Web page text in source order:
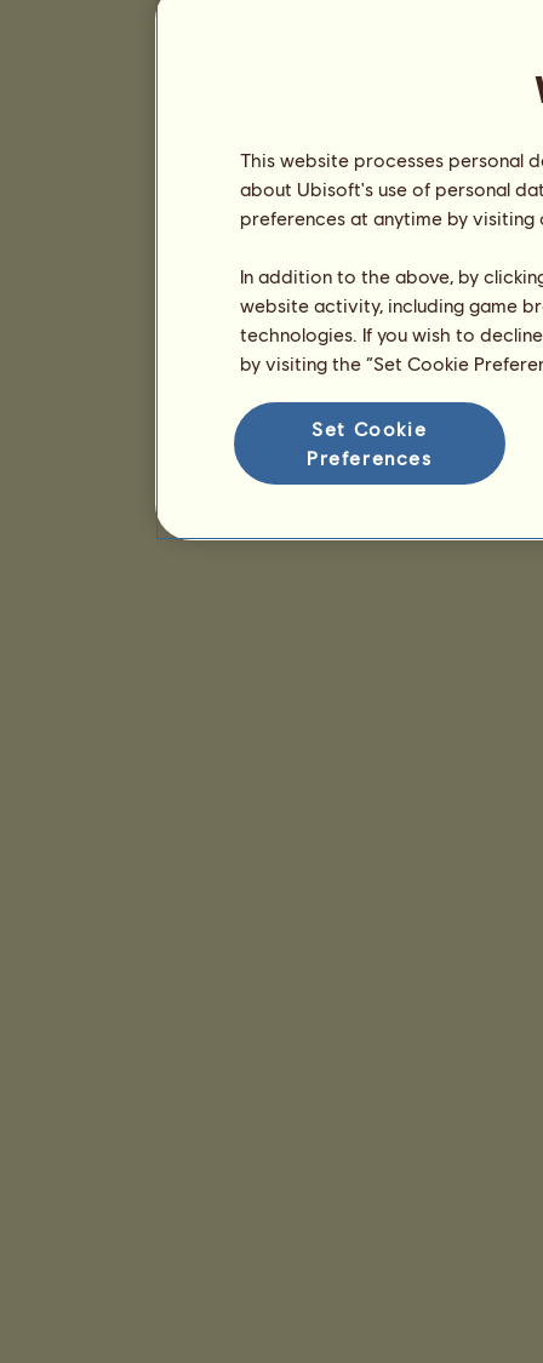
This website processes personal
about Ubisoft's use of personal
preferences at anytime by
In addition to the above, by
website activity, including game
technologies. If you wish to
by visiting the “Set Cookie
Set Cookie
Preferences